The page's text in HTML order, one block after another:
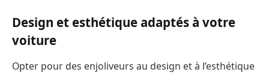
Design et esthétique adaptés à votre
voiture
Opter pour des enjoliveurs au design et à l’esthétique